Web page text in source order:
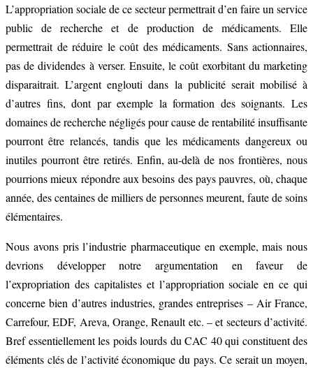
L’appropriation sociale de ce secteur permettrait d’en faire un service
public de recherche et de production de médicaments. Elle
permettrait de réduire le coût des médicaments. Sans actionnaires,
pas de dividendes à verser. Ensuite, le coût exorbitant du marketing
disparaitrait. L’argent englouti dans la publicité serait mobilisé à
d’autres fins, dont par exemple la formation des soignants. Les
domaines de recherche négligés pour cause de rentabilité insuffisante
pourront être relancés, tandis que les médicaments dangereux ou
inutiles pourront être retirés. Enfin, au-delà de nos frontières, nous
pourrions mieux répondre aux besoins des pays pauvres, où, chaque
année, des centaines de milliers de personnes meurent, faute de soins
élémentaires.
Nous avons pris l’industrie pharmaceutique en exemple, mais nous
devrions développer notre argumentation en faveur de
l’expropriation des capitalistes et l’appropriation sociale en ce qui
concerne bien d’autres industries, grandes entreprises – Air France,
Carrefour, EDF, Areva, Orange, Renault etc. – et secteurs d’activité.
Bref essentiellement les poids lourds du CAC 40 qui constituent des
éléments clés de l’activité économique du pays. Ce serait un moyen,